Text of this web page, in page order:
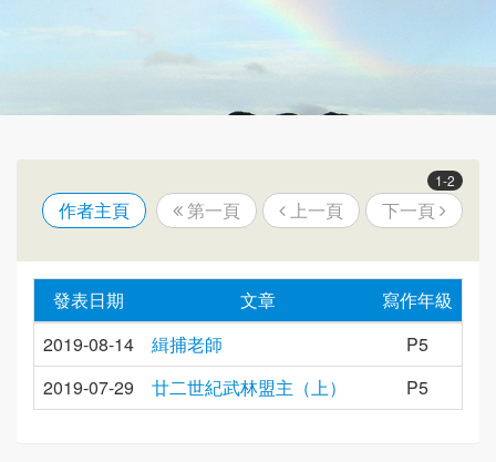
1-2
作者主頁 第一頁 上一頁 下一頁
發表日期 文章
寫作年級
2019-08-14
緝捕老師
P5
2019-07-29
廿二世紀武林盟主（上） P5